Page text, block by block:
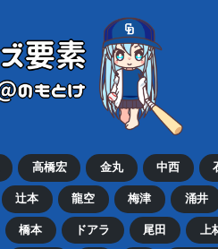
高橋宏 金丸 中西
辻本 龍空 梅津 涌井
橋本 ドアラ 尾田 上